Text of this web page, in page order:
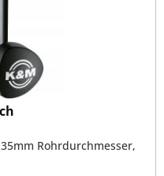
Rohrdurchmesser,